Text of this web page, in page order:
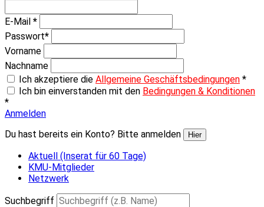
E-Mail *
Passwort*
Vorname
Nachname
Ich akzeptiere die Allgemeine Geschäftsbedingungen *
Ich bin einverstanden mit den Bedingungen & Konditionen
*
Anmelden
Du hast bereits ein Konto? Bitte anmelden
Hier
Aktuell (Inserat für 60 Tage)
KMU-Mitglieder
Netzwerk
Suchbegriff